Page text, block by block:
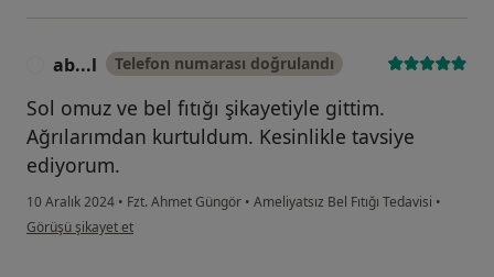
ab...l Telefon numarası doğrulandı
Sol omuz ve bel fıtığı şikayetiyle gittim.
Ağrılarımdan kurtuldum. Kesinlikle tavsiye
ediyorum.
10 Aralık 2024 • Fzt. Ahmet Güngör • Ameliyatsız Bel Fıtığı Tedavisi •
kullanıcının görüşüne göre ab...l
Görüşü şikayet et